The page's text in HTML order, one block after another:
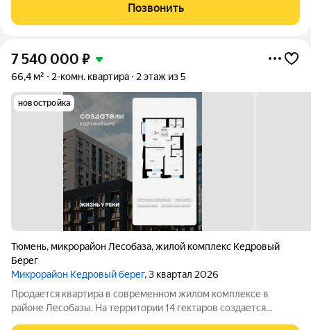
класса высотой от 5 до 25 этажей, собственным детским садом
и благоустроенной набережной.
Позвонить
7 540 000 ₽
66,4 м² 2-комн. квартира 2 этаж из 5
новостройка
Тюмень, микрорайон Лесобаза,жилой комплекс Кедровый
Берег
Микрорайон Кедровый берег, 3 квартал 2026
Продается квартира в современном жилом комплексе в
районе Лесобазы. На территории 14 гектаров создается